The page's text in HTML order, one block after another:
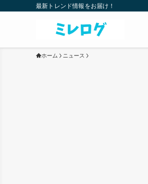
最新トレンド情報をお届け！
ホーム ニュース